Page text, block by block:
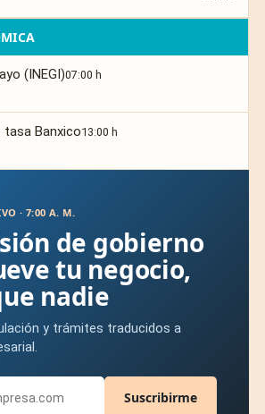
(INEGI)07:00 h
tasa Banxico13:00 h
· 7:00 A. M.
de gobierno
tu negocio,
nadie
y trámites traducidos a
Suscribirme